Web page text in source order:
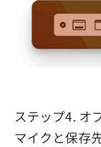
ステップ4. オ
マイクと保存